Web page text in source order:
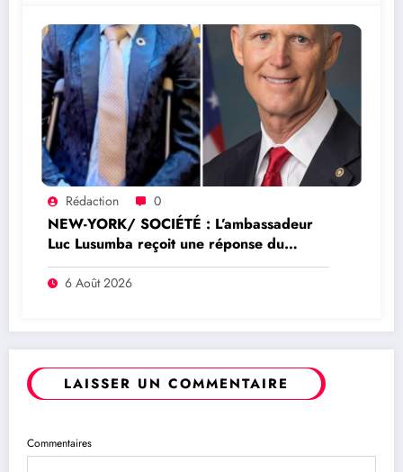
Rédaction 0
NEW-YORK/ SOCIÉTÉ : L’ambassadeur
Luc Lusumba reçoit une réponse du
sénateur Rick Scott sur la protection du
programme Medicaid
6 Août 2026
LAISSER UN COMMENTAIRE
Commentaires